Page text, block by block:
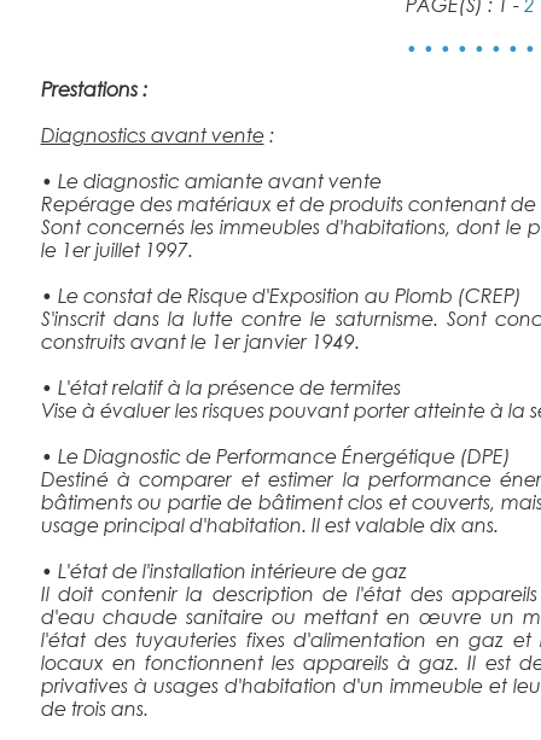
• • • • • • • •
Prestations :
Diagnostics avant vente:
• Le diagnostic amiante avant vente
Repérage des matériaux et de produits contenant de
Sont concernés les immeubles d'habitations, dont le
le 1er juillet 1997.
• Le constat de Risque d'Exposition au Plomb (CREP)
S'inscrit dans la lutte contre le saturnisme. Sont
construits avant le 1er janvier 1949.
• L'état relatif à la présence de termites
Vise à évaluer les risques pouvant porter atteinte à la
• Le Diagnostic de Performance Énergétique (DPE)
Destiné à comparer et estimer la performance
bâtiments ou partie de bâtiment clos et couverts,
usage principal d'habitation. Il est valable dix ans.
• L'état de l'installation intérieure de gaz
Il doit contenir la description de l'état des
d'eau chaude sanitaire ou mettant en œuvre un
l'état des tuyauteries fixes d'alimentation en gaz et
locaux en fonctionnent les appareils à gaz. Il est
privatives à usages d'habitation d'un immeuble et
de trois ans.